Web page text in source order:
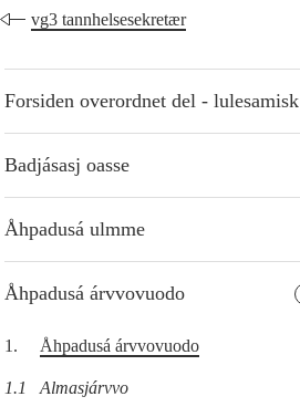
vg3 tannhelsesekretær
Forsiden overordnet del - lulesamisk
Badjásasj oasse
Åhpadusá ulmme
Åhpadusá árvvovuodo
1. Åhpadusá árvvovuodo
1.1 Almasjárvvo